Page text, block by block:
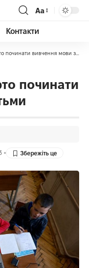
Аа
Контакти
вивчення мови з дітьми
починати